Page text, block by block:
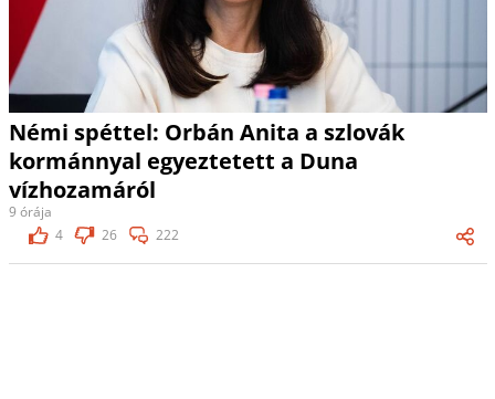
Némi spéttel: Orbán Anita a szlovák
kormánnyal egyeztetett a Duna
vízhozamáról
9 órája
4
26 222